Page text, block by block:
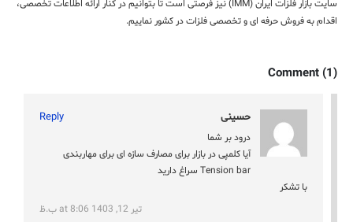
سایت بازار فلزات ایران (IMM) نیز فرصتی است تا بتوانیم در کنار ارائه اطلاعات تخصصی،
اقدام به فروش حرفه ای و تخصصی فلزات در کشور نماییم.
Comment (1)
حسینی Reply
درود بر شما
آیا کلمپی در بازار برای مصارف سازه ای برای مهاربندی
Tension bar سراغ دارید
با تشکر
تیر 12, 1403 at 8:06 ب.ظ